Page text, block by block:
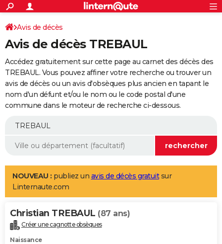
ACTUALITÉS
Politique
Société
Faits Divers
Education
Monde
Villes
+
SPORT
Coupe du monde 2026
Football
Tennis
Cyclisme
Rugby
Forum
Programme TV
TNT
Streaming
Cinéma
Sorties cinéma
Musique
+
FINANCE
Retraite
Epargne
Immobilier
Risques naturels par ville
Banque
Assurance
AUTO
Essais
Réserver un essai
Citadines
Berlines
SUV
Forum auto
+
Mobiles
Meilleur smartphone
Internet
Ordinateurs
Jeux vidéo
Guide high-tech
Aménagement intérieur
LIFESTYLE
Art de vivre
Bien-être
Loisirs
Mode
Modes de vie
Alimentation
Guide de la santé
Maladies
Médicaments
Sommeil
VOYAGE
Destinations
City break
Voyage nature
Voyage de noces
Forum
Climat
+PHOTO
Avis de décès
Avis de décès TREBAUL
Accédez gratuitement sur cette page au carnet des décès des
TREBAUL. Vous pouvez affiner votre recherche ou trouver un
avis de décès ou un avis d'obsèques plus ancien en tapant le
nom d'un défunt et/ou le nom ou le code postal d'une
commune dans le moteur de recherche ci-dessous.
NOUVEAU : publiez un avis de décès gratuitsur
Linternaute.com
Christian TREBAUL (87 ans)
Créer une cagnotte obsèques
Naissance